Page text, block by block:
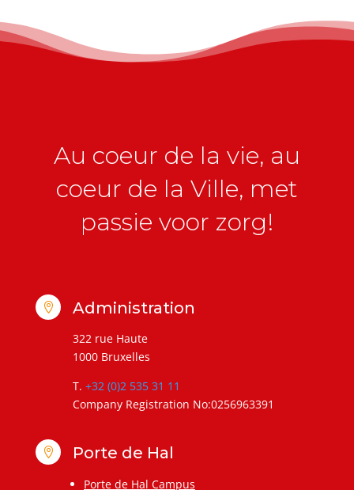
Au coeur de la vie, au
coeur de la Ville, met
passie voor zorg!
 Administration
322 rue Haute
1000 Bruxelles
T. +32 (0)2 535 31 11
Company Registration No:0256963391
 Porte de Hal
Porte de Hal Campus